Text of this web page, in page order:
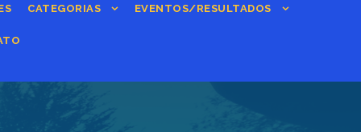
CATEGORIAS EVENTOS/RESULTADOS